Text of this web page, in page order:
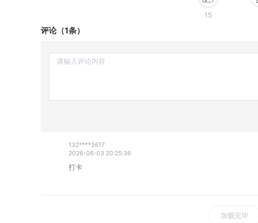
15
评论（1条）
132****3617
2026-06-03 20:25:36
打卡
加载完毕